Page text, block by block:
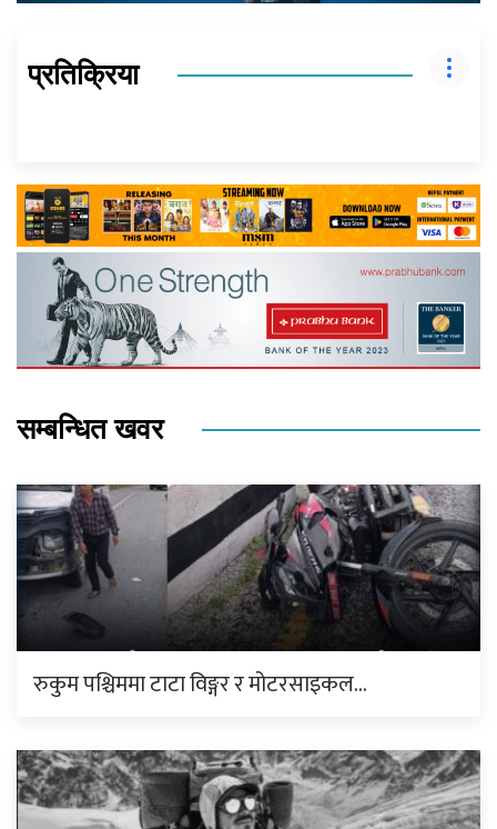
प्रतिक्रिया
सम्बन्धित खवर
रुकुम पश्चिममा टाटा विङ्गर र मोटरसाइकल…